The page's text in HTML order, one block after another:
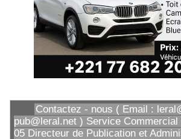
Contactez - nous ( Email :
pub@leral.net ) Service Commercial
05 Directeur de Publication et